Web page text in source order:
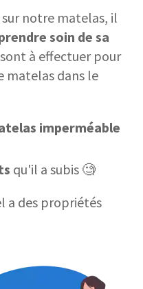
notre matelas, il
soin de sa
à effectuer pour
matelas dans le
imperméable
qu'il a subis 🧐
a des propriétés